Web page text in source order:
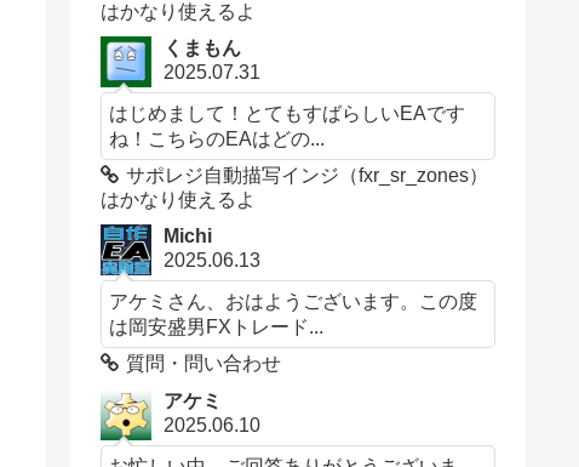
はかなり使えるよ
くまもん
2025.07.31
はじめまして！とてもすばらしいEAです
ね！こちらのEAはどの...
サポレジ自動描写インジ（fxr_sr_zones）
はかなり使えるよ
Michi
2025.06.13
アケミさん、おはようございます。この度
は岡安盛男FXトレード...
質問・問い合わせ
アケミ
2025.06.10